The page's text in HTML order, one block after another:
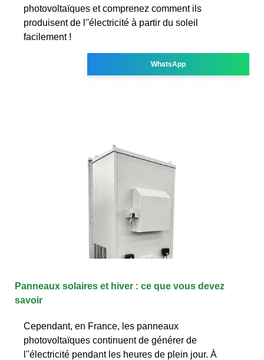
photovoltaïques et comprenez comment ils
produisent de l''électricité à partir du soleil
facilement !
WhatsApp
Panneaux solaires et hiver : ce que vous devez
savoir
Cependant, en France, les panneaux
photovoltaïques continuent de générer de
l''électricité pendant les heures de plein jour. À